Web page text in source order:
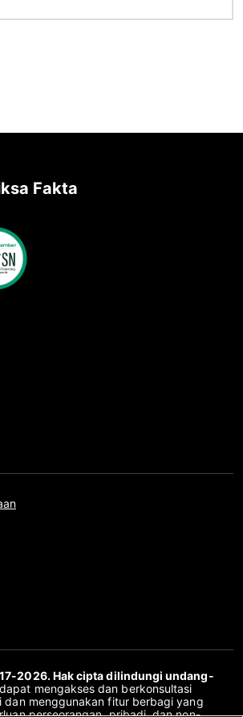
Fakta
2026. Hak cipta dilindungi undang-
mengakses dan berkonsultasi
dan menggunakan fitur berbagi yang